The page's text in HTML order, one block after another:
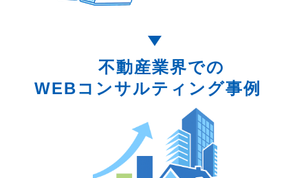
不動産業界での
WEBコンサルティング事例